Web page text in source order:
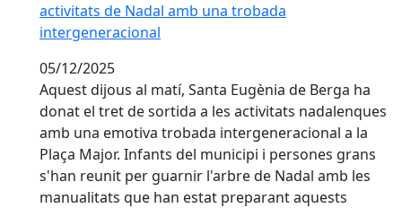
activitats de Nadal amb una trobada
intergeneracional
05/12/2025
Aquest dijous al matí, Santa Eugènia de Berga ha
donat el tret de sortida a les activitats nadalenques
amb una emotiva trobada intergeneracional a la
Plaça Major. Infants del municipi i persones grans
s'han reunit per guarnir l'arbre de Nadal amb les
manualitats que han estat preparant aquests